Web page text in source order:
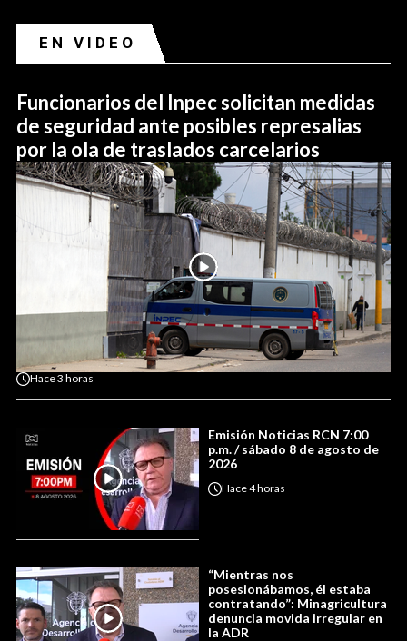
EN VIDEO
Funcionarios del Inpec solicitan medidas
de seguridad ante posibles represalias
por la ola de traslados carcelarios
Hace3 horas
Emisión Noticias RCN 7:00
p.m. / sábado 8 de agosto de
2026
Hace4 horas
“Mientras nos
posesionábamos, él estaba
contratando”: Minagricultura
denuncia movida irregular en
la ADR